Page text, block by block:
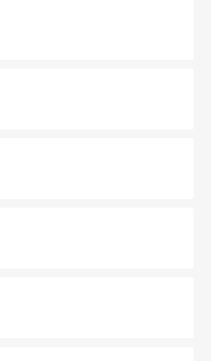
楽しめる外せないスポット